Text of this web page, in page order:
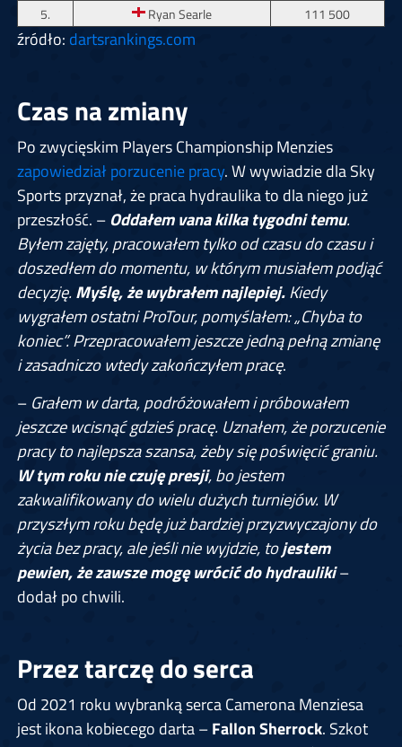
5.
Ryan Searle 111 500
źródło: dartsrankings.com
Czas na zmiany
Po zwycięskim Players Championship Menzies
zapowiedział porzucenie pracy. W wywiadzie dla Sky
Sports przyznał, że praca hydraulika to dla niego już
przeszłość. – Oddałem vana kilka tygodni temu.
Byłem zajęty, pracowałem tylko od czasu do czasu i
doszedłem do momentu, w którym musiałem podjąć
decyzję.Myślę, że wybrałem najlepiej.Kiedy
wygrałem ostatni ProTour, pomyślałem: „Chyba to
koniec”. Przepracowałem jeszcze jedną pełną zmianę
i zasadniczo wtedy zakończyłem pracę.
– Grałem w darta, podróżowałem i próbowałem
jeszcze wcisnąć gdzieś pracę. Uznałem, że porzucenie
pracy to najlepsza szansa, żeby się poświęcić graniu.
W tym roku nie czuję presji, bo jestem
zakwalifikowany do wielu dużych turniejów. W
przyszłym roku będę już bardziej przyzwyczajony do
życia bez pracy, ale jeśli nie wyjdzie, tojestem
pewien, że zawsze mogę wrócić do hydrauliki–
dodał po chwili.
Przez tarczę do serca
Od 2021 roku wybranką serca Camerona Menziesa
jest ikona kobiecego darta –Fallon Sherrock. Szkot